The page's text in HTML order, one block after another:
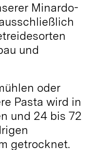
Minardo-
und
oder
Pasta wird in
und 24 bis 72
getrocknet.